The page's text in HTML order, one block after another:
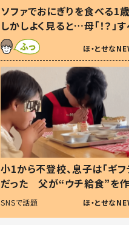
ソファでおにぎりを食べる1
しかしよく見ると…母「！？」
察した母の投稿に「可愛いか
す！」「現行犯〜」
ほ・とせな
小1から不登校、息子は「ギフ
だった 父が“ウチ給食”を
る理由とは #令和の親 #令
SNSで話題 ほ・とせな